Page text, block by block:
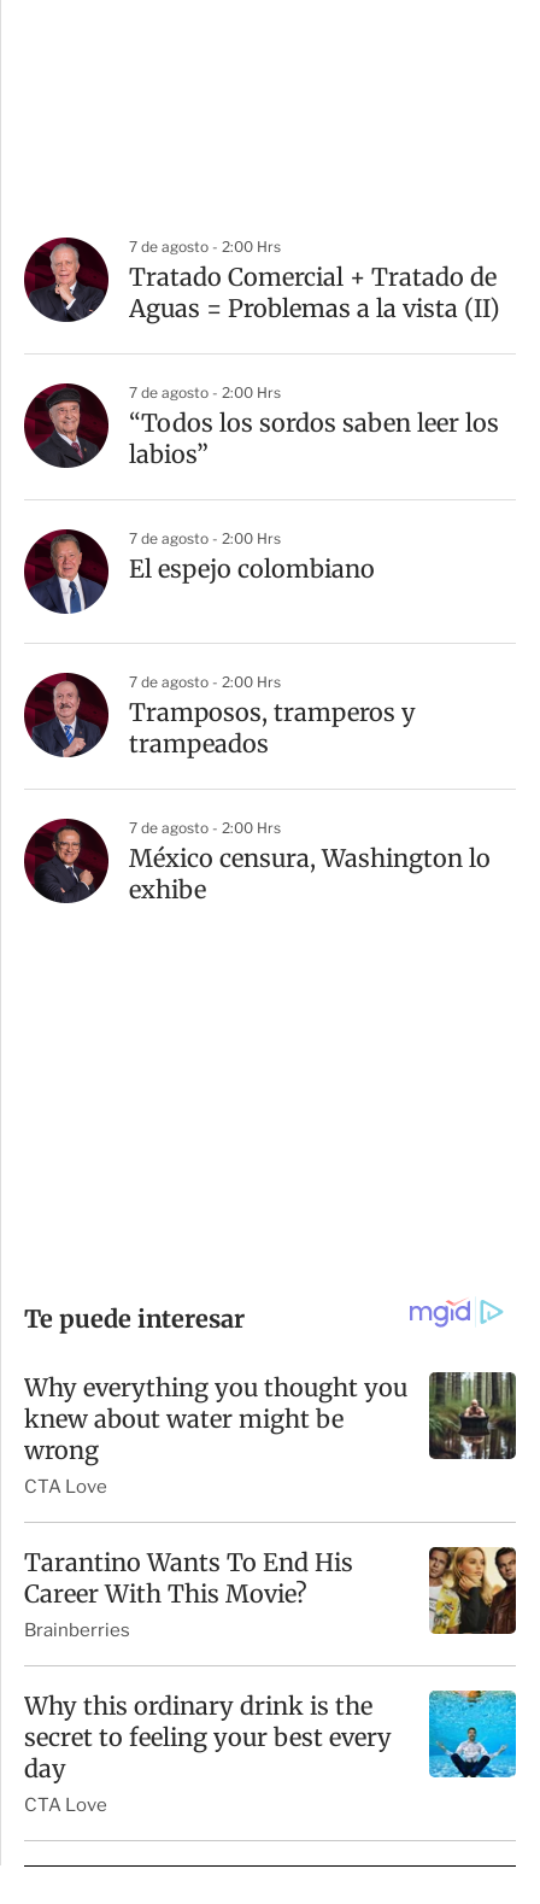
7 de agosto - 2:00 Hrs
Tratado Comercial + Tratado de
Aguas = Problemas a la vista (II)
7 de agosto - 2:00 Hrs
“Todos los sordos saben leer los
labios”
7 de agosto - 2:00 Hrs
El espejo colombiano
7 de agosto - 2:00 Hrs
Tramposos, tramperos y
trampeados
7 de agosto - 2:00 Hrs
México censura, Washington lo
exhibe